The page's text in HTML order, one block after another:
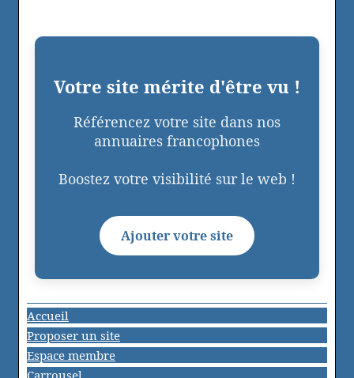
Votre site mérite d'être vu !
Référencez votre site dans nos
annuaires francophones
Boostez votre visibilité sur le web !
Ajouter votre site
Accueil
Proposer un site
Espace membre
Carrousel